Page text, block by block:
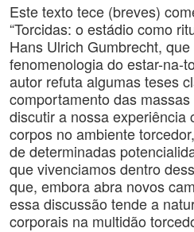
Este texto tece (breves)
“Torcidas: o estádio como
Hans Ulrich Gumbrecht,
fenomenologia do estar-na-
autor refuta algumas teses
comportamento das
discutir a nossa experiência
corpos no ambiente
de determinadas
que vivenciamos dentro
que, embora abra novos
essa discussão tende a
corporais na multidão